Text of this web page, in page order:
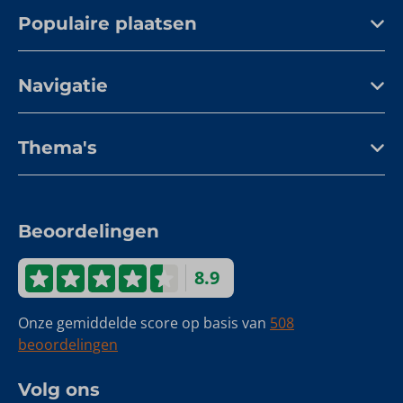
Populaire plaatsen
Navigatie
Thema's
Beoordelingen
8.9
Onze gemiddelde score op basis van 508
beoordelingen
Volg ons